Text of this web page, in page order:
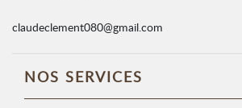
claudeclement080@gmail.com
NOS SERVICES